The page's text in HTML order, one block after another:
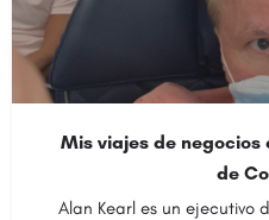
Mis viajes de
de
Alan Kearl es un ejecutivo